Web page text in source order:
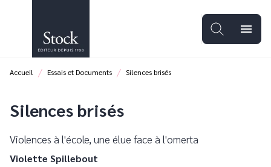
PIED DE PAGE
menu
Accueil / Essais et Documents / Silences brisés
Silences brisés
Violences à l'école, une élue face à l'omerta
Violette Spillebout